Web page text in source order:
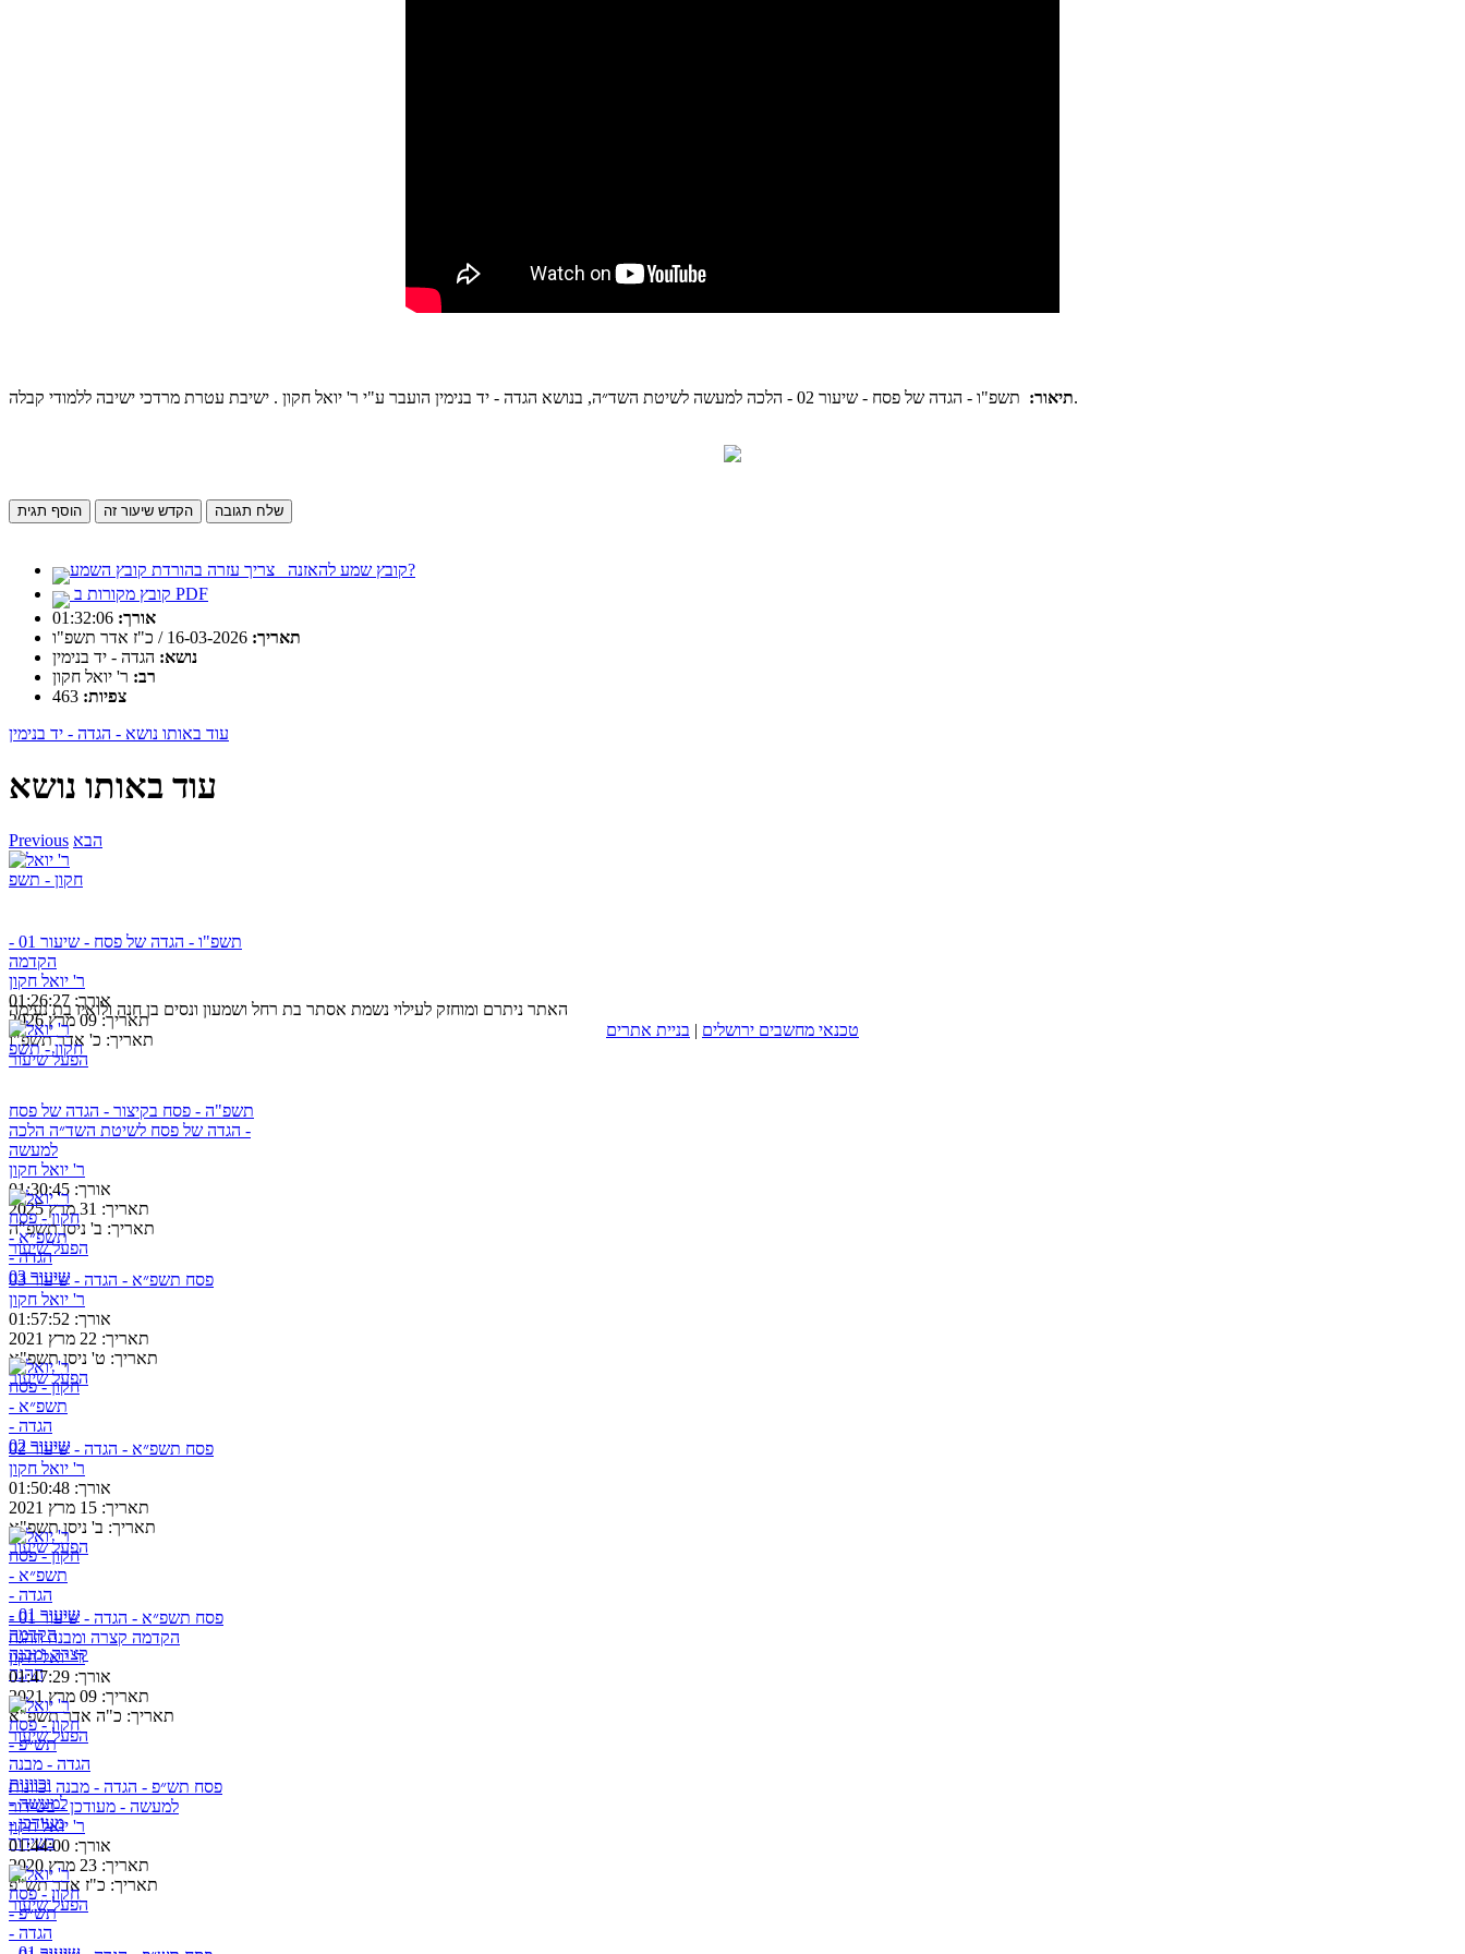
תיאור:תשפ"ו - הגדה של פסח - שיעור 02 - הלכה למעשה לשיטת השד״ה, בנושא הגדה - יד בנימין הועבר ע"י ר' יואל חקון . ישיבת עטרת מרדכי ישיבה ללמודי קבלה.
הוסף תגית הקדש שיעור זה שלח תגובה
קובץ שמע להאזנהצריך עזרה בהורדת קובץ השמע?
קובץ מקורות ב PDF
אורך:
תאריך: 16-03-2026 / כ"ז אדר תשפ"ו
נושא: הגדה - יד בנימין
רב: ר' יואל חקון
צפיות: 463
עוד באותו נושא - הגדה - יד בנימין
עוד באותו נושא
Previous הבא
תשפ"ו - הגדה של פסח - שיעור 01 -
הקדמה
ר' יואל חקון
אורך: 01:26:27
תאריך:09 מרץ 2026
תאריך: כ' אדר תשפ"ו
הפעל שיעור
תשפ"ה - פסח בקיצור - הגדה של פסח
- הגדה של פסח לשיטת השד״ה הלכה
למעשה
ר' יואל חקון
אורך: 01:30:45
תאריך: 31 מרץ 2025
תאריך: ב' ניסן תשפ"ה
הפעל שיעור
פסח תשפ״א - הגדה - שיעור 03
ר' יואל חקון
אורך: 01:57:52
תאריך: 22 מרץ 2021
תאריך: ט' ניסן תשפ"א
הפעל שיעור
פסח תשפ״א - הגדה - שיעור 02
ר' יואל חקון
אורך: 01:50:48
תאריך: 15 מרץ 2021
תאריך: ב' ניסן תשפ"א
הפעל שיעור
פסח תשפ״א - הגדה - שיעור 01 -
הקדמה קצרה ומבנה ההגה
ר' יואל חקון
אורך: 01:47:29
תאריך: 09 מרץ 2021
תאריך: כ"ה אדר תשפ"א
הפעל שיעור
פסח תש״פ - הגדה - מבנה וכוונות
למעשה - מעודכן - בשידור
ר' יואל חקון
אורך: 01:44:00
תאריך: 23 מרץ 2020
תאריך: כ"ז אדר תש"פ
הפעל שיעור
האתר ניתרם ומוחזק לעילוי נשמת אסתר בת רחל ושמעון ונסים בן חנה ולואיז בת נעימה
טכנאי מחשבים ירושלים | בניית אתרים